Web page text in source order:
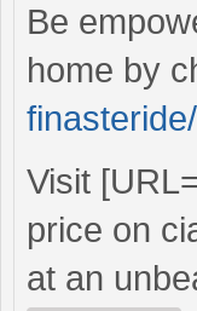
Be
home by
finasteride/
Visit
price on
at an